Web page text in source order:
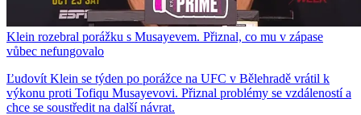
Klein rozebral porážku s Musayevem. Přiznal, co mu v zápase
vůbec nefungovalo
Ľudovít Klein se týden po porážce na UFC v Bělehradě vrátil k
výkonu proti Tofiqu Musayevovi. Přiznal problémy se vzdáleností a
chce se soustředit na další návrat.